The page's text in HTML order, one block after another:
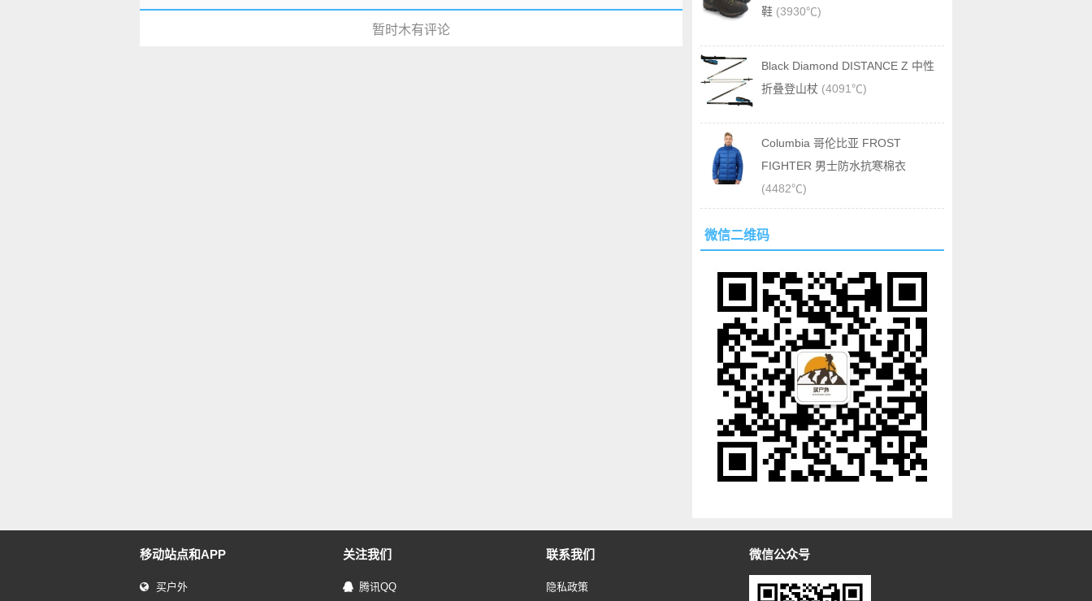
暂时木有评论
鞋 (3930℃)
Black Diamond DISTANCE Z 中性
折叠登山杖 (4091℃)
Columbia 哥伦比亚 FROST
FIGHTER 男士防水抗寒棉衣
(4482℃)
微信二维码
移动站点和APP
买户外
关注我们
腾讯QQ
联系我们
隐私政策
微信公众号